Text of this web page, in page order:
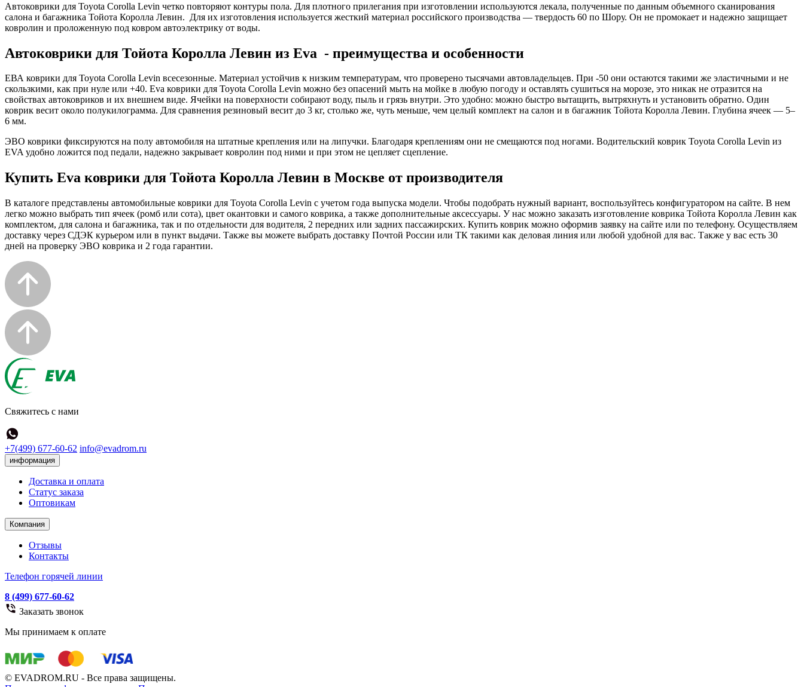
Автоковрики для Toyota Corolla Levin четко повторяют контуры пола. Для плотного прилегания при изготовлении используются лекала, полученные по данным объемного сканирования
салона и багажника Тойота Королла Левин. Для их изготовления используется жесткий материал российского производства — твердость 60 по Шору. Он не промокает и надежно защищает
ковролин и проложенную под ковром автоэлектрику от воды.
Автоковрики для Тойота Королла Левин из Eva - преимущества и особенности
ЕВА коврики для Toyota Corolla Levin всесезонные. Материал устойчив к низким температурам, что проверено тысячами автовладельцев. При -50 они остаются такими же эластичными и не
скользкими, как при нуле или +40. Eva коврики для Toyota Corolla Levin можно без опасений мыть на мойке в любую погоду и оставлять сушиться на морозе, это никак не отразится на
свойствах автоковриков и их внешнем виде. Ячейки на поверхности собирают воду, пыль и грязь внутри. Это удобно: можно быстро вытащить, вытряхнуть и установить обратно. Один
коврик весит около полукилограмма. Для сравнения резиновый весит до 3 кг, столько же, чуть меньше, чем целый комплект на салон и в багажник Тойота Королла Левин. Глубина ячеек — 5–
6 мм.
ЭВО коврики фиксируются на полу автомобиля на штатные крепления или на липучки. Благодаря креплениям они не смещаются под ногами. Водительский коврик Toyota Corolla Levin из
EVA удобно ложится под педали, надежно закрывает ковролин под ними и при этом не цепляет сцепление.
Купить Eva коврики для Тойота Королла Левин в Москве от производителя
В каталоге представлены автомобильные коврики для Toyota Corolla Levin с учетом года выпуска модели. Чтобы подобрать нужный вариант, воспользуйтесь конфигуратором на сайте. В нем
легко можно выбрать тип ячеек (ромб или сота), цвет окантовки и самого коврика, а также дополнительные аксессуары. У нас можно заказать изготовление коврика Тойота Королла Левин как
комплектом, для салона и багажника, так и по отдельности для водителя, 2 передних или задних пассажирских. Купить коврик можно оформив заявку на сайте или по телефону. Осуществляем
доставку через СДЭК курьером или в пункт выдачи. Также вы можете выбрать доставку Почтой России или ТК такими как деловая линия или любой удобной для вас. Также у вас есть 30
дней на проверку ЭВО коврика и 2 года гарантии.
Свяжитесь с нами
+7(499) 677-60-62 info@evadrom.ru
информация
Доставка и оплата
Статус заказа
Оптовикам
Компания
Отзывы
Контакты
Телефон горячей линии
8 (499) 677-60-62
Заказать звонок
Мы принимаем к оплате
© EVADROM.RU - Все права защищены.